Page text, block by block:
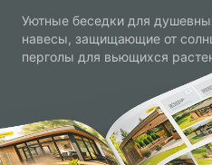
Уютные беседки для
навесы, защищающие от
перголы для вьющихся